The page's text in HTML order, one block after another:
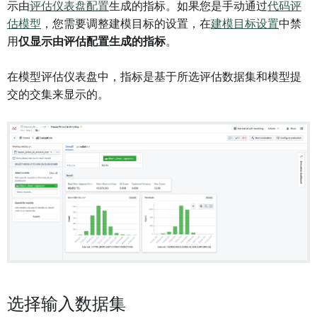
示由评估仪表盘配置生成的指标。如果您是手动通过代码评
估模型 ，您需要调整建模目标的设置，在建模目标设置中禁
用仅显示由评估配置生成的指标。
在模型评估仪表盘中，指标是基于所选评估数据集和模型提
交的交集来显示的。
选择输入数据集